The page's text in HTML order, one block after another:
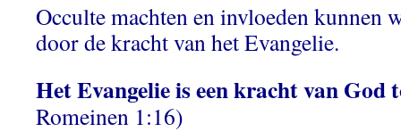
Occulte machten en invloeden kunnen
door de kracht van het Evangelie.
Het Evangelie is een kracht van
Romeinen 1:16)